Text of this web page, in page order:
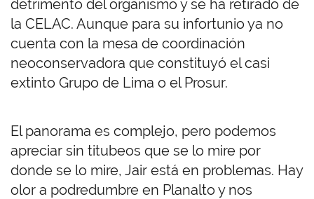
detrimento del organismo y se ha retirado de
la CELAC. Aunque para su infortunio ya no
cuenta con la mesa de coordinación
neoconservadora que constituyó el casi
extinto Grupo de Lima o el Prosur.
El panorama es complejo, pero podemos
apreciar sin titubeos que se lo mire por
donde se lo mire, Jair está en problemas. Hay
olor a podredumbre en Planalto y nos